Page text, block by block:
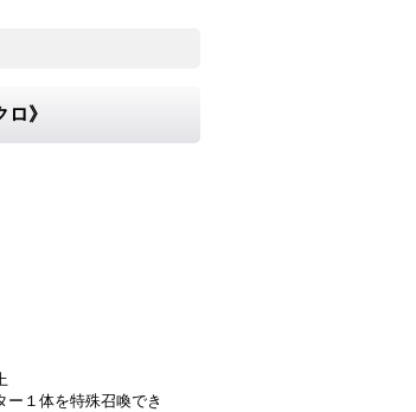
》
ー１体を特殊召喚でき